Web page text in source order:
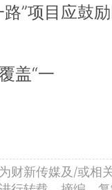
”项目应鼓
盖“一
财新传媒及/或相